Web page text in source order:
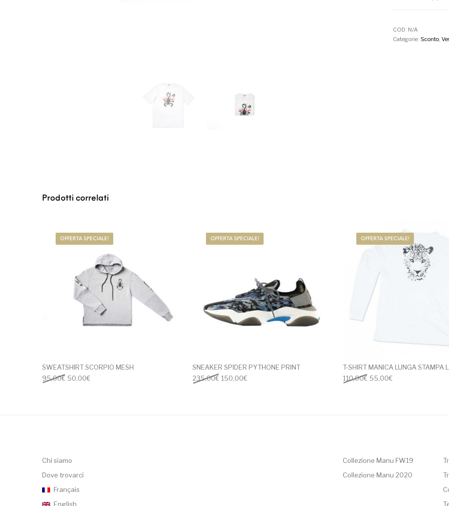
COD: N/A
Categorie: Sconto
Prodotti correlati
OFFERTA SPECIALE!
SWEATSHIRT SCORPIO MESH
95,00€ Il prezzo originale era: 95,00€.
50,00€
Questo prodotto ha più varianti. Le opzioni possono essere scelte nella
OFFERTA SPECIALE!
SNEAKER SPIDER PYTHONE PRINT
235,00€ Il prezzo originale era: 235,00€.
150,00€
Questo prodotto ha più varianti. Le
OFFERTA SPECIALE!
T-SHIRT MANICA LUNGA STAMPA
110,00€ Il prezzo originale era:
55,00€
Chi siamo
Dove trovarci
Français
English
Collezione Manu FW19
Collezione Manu 2020